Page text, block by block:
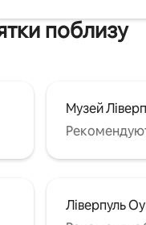
поблизу
Музей
Ліверпуль